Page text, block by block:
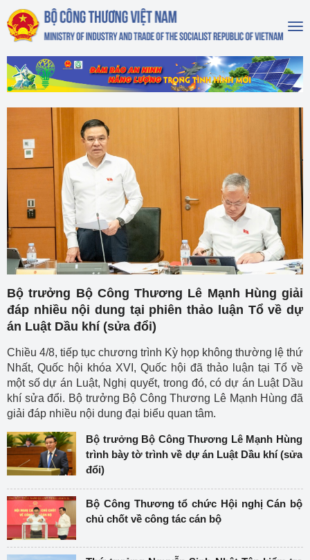
Bộ trưởng Bộ Công Thương Lê Mạnh Hùng giải
đáp nhiều nội dung tại phiên thảo luận Tổ về dự
án Luật Dầu khí (sửa đổi)
Chiều 4/8, tiếp tục chương trình Kỳ họp không thường lệ thứ
Nhất, Quốc hội khóa XVI, Quốc hội đã thảo luận tại Tổ về
một số dự án Luật, Nghị quyết, trong đó, có dự án Luật Dầu
khí sửa đổi. Bộ trưởng Bộ Công Thương Lê Mạnh Hùng đã
giải đáp nhiều nội dung đại biểu quan tâm.
Bộ trưởng Bộ Công Thương Lê Mạnh Hùng
trình bày tờ trình về dự án Luật Dầu khí (sửa
đổi)
Bộ Công Thương tổ chức Hội nghị Cán bộ
chủ chốt về công tác cán bộ